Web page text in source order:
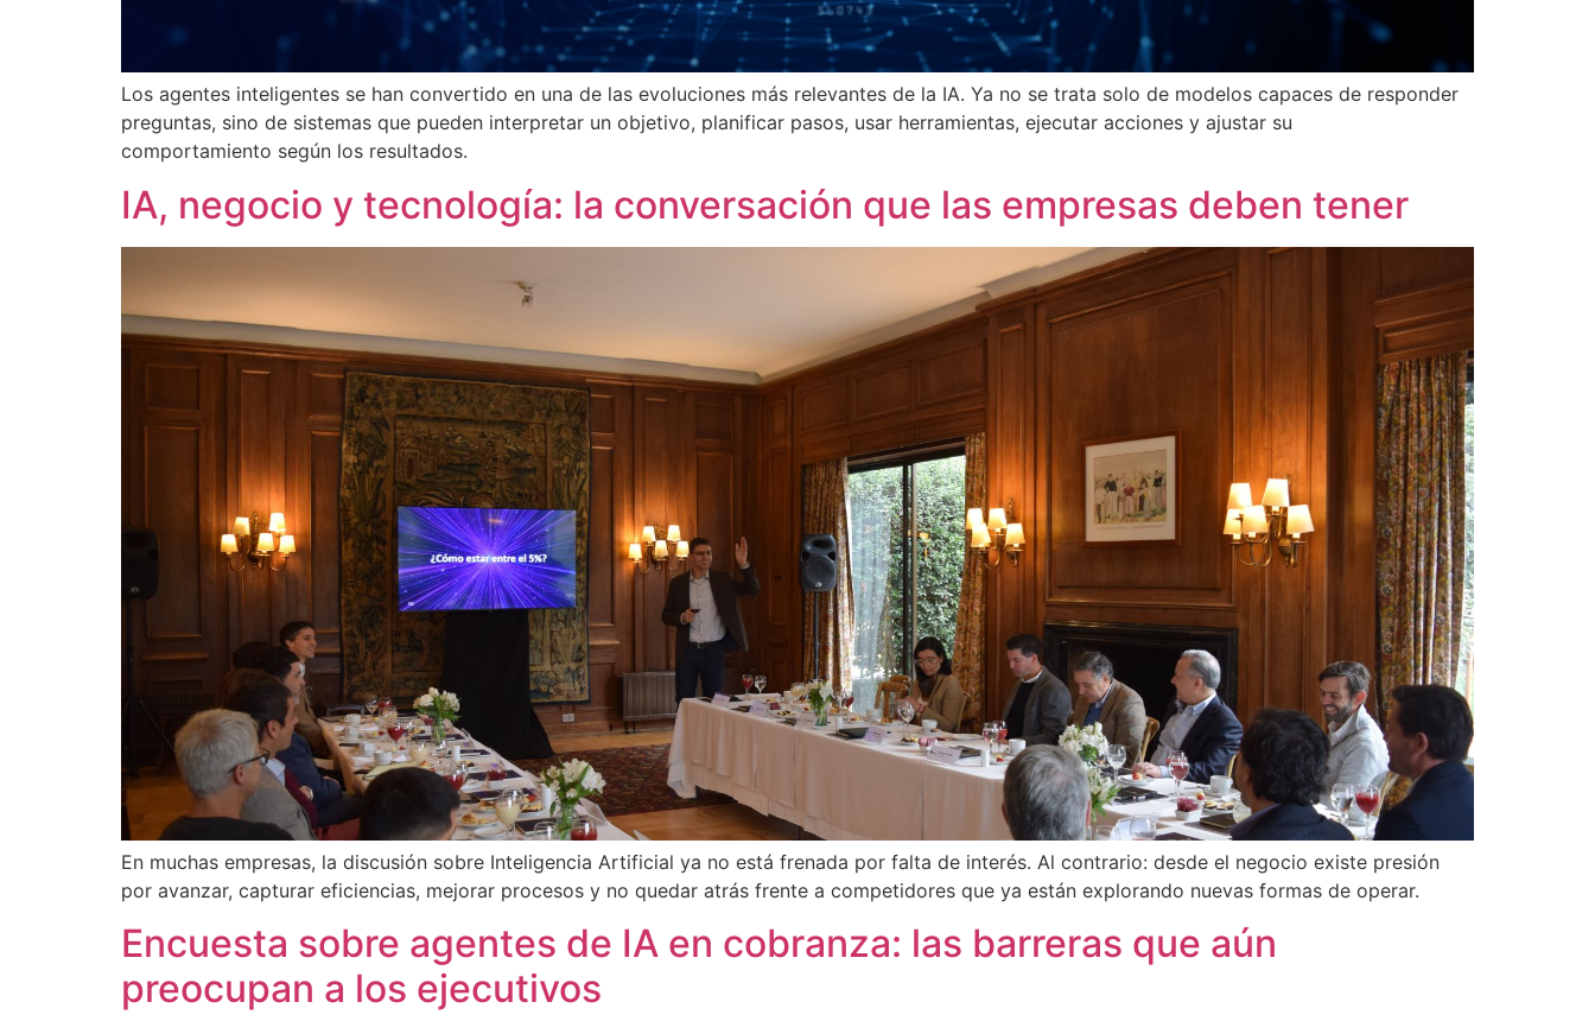
Los agentes inteligentes se han convertido en una de las evoluciones más relevantes de la IA. Ya no se trata solo de modelos capaces de responder
preguntas, sino de sistemas que pueden interpretar un objetivo, planificar pasos, usar herramientas, ejecutar acciones y ajustar su
comportamiento según los resultados.
IA, negocio y tecnología: la conversación que las empresas deben tener
En muchas empresas, la discusión sobre Inteligencia Artificial ya no está frenada por falta de interés. Al contrario: desde el negocio existe presión
por avanzar, capturar eficiencias, mejorar procesos y no quedar atrás frente a competidores que ya están explorando nuevas formas de operar.
Encuesta sobre agentes de IA en cobranza: las barreras que aún
preocupan a los ejecutivos